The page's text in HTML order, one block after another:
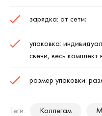
зарядка: от сети;
упаковка:
свечи, весь
размер упаковки:
Теги: Коллегам